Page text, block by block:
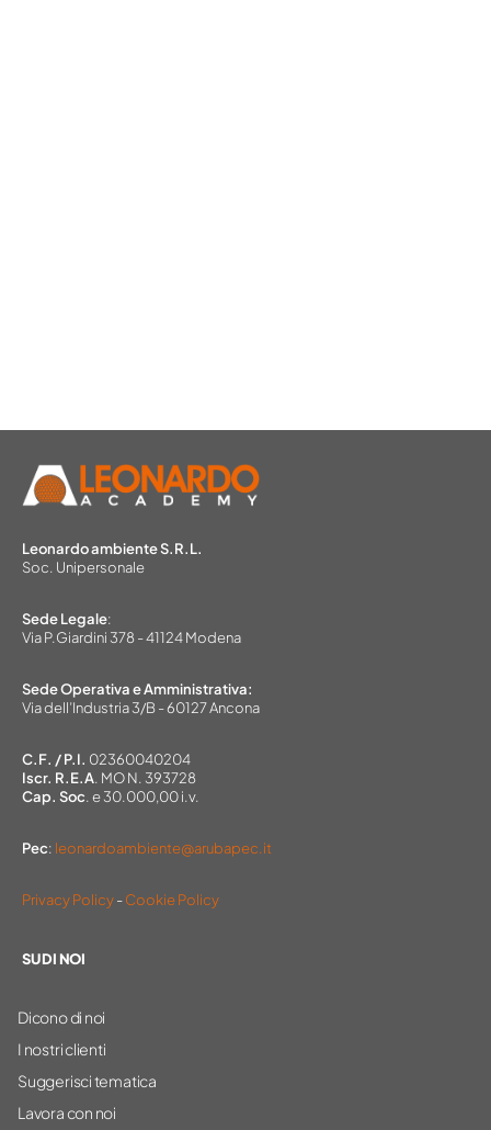
Leonardo ambiente S.R.L.
Soc. Unipersonale
Sede Legale:
Via P.Giardini 378 - 41124 Modena
Sede Operativa e Amministrativa:
Via dell’Industria 3/B - 60127 Ancona
C.F. / P.I. 02360040204
Iscr. R.E.A. MO N. 393728
Cap. Soc. e 30.000,00 i.v.
Pec: leonardoambiente@arubapec.it
Privacy Policy-Cookie Policy
SU DI NOI
Dicono di noi
I nostri clienti
Suggerisci tematica
Lavora con noi